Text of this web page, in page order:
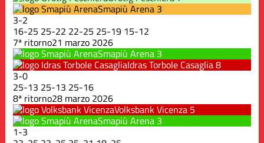
Smapiù Arena 3
3-2
16-25 25-22 22-25 25-19 15-12
7ª ritorno21 marzo 2026
Smapiù Arena 3
Idras Torbole Casaglia8
3-0
25-13 25-13 25-16
8ª ritorno28 marzo 2026
Volksbank Vicenza 5
Smapiù Arena 3
1-3